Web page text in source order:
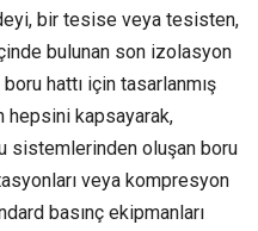
bir tesise veya tesisten,
bulunan son izolasyon
hattı için tasarlanmış
hepsini kapsayarak,
sistemlerinden oluşan boru
veya kompresyon
basınç ekipmanları